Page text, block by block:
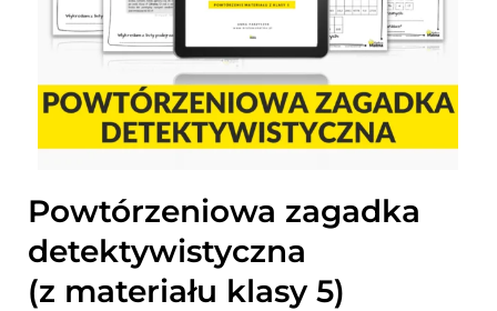
Powtórzeniowa zagadka
detektywistyczna
(z materiału klasy 5)